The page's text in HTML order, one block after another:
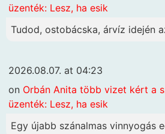
üzenték: Lesz, ha esik
Tudod, ostobácska, árvíz idején
2026.08.07. at 04:23
on Orbán Anita több vizet kért a
üzenték: Lesz, ha esik
Egy újabb szánalmas vinnyogás